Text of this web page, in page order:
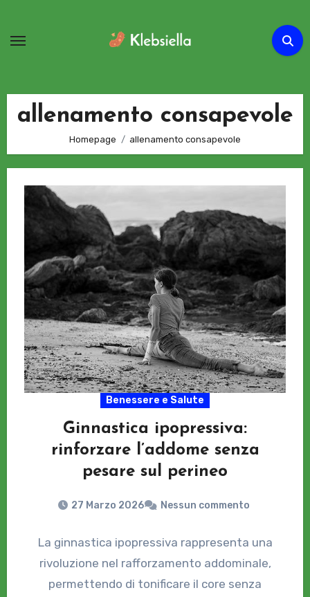
contenuto
allenamento consapevole
Homepage allenamento consapevole
Benessere e Salute
Ginnastica ipopressiva:
rinforzare l’addome senza
pesare sul perineo
27 Marzo 2026 Nessun commento
La ginnastica ipopressiva rappresenta una
rivoluzione nel rafforzamento addominale,
permettendo di tonificare il core senza